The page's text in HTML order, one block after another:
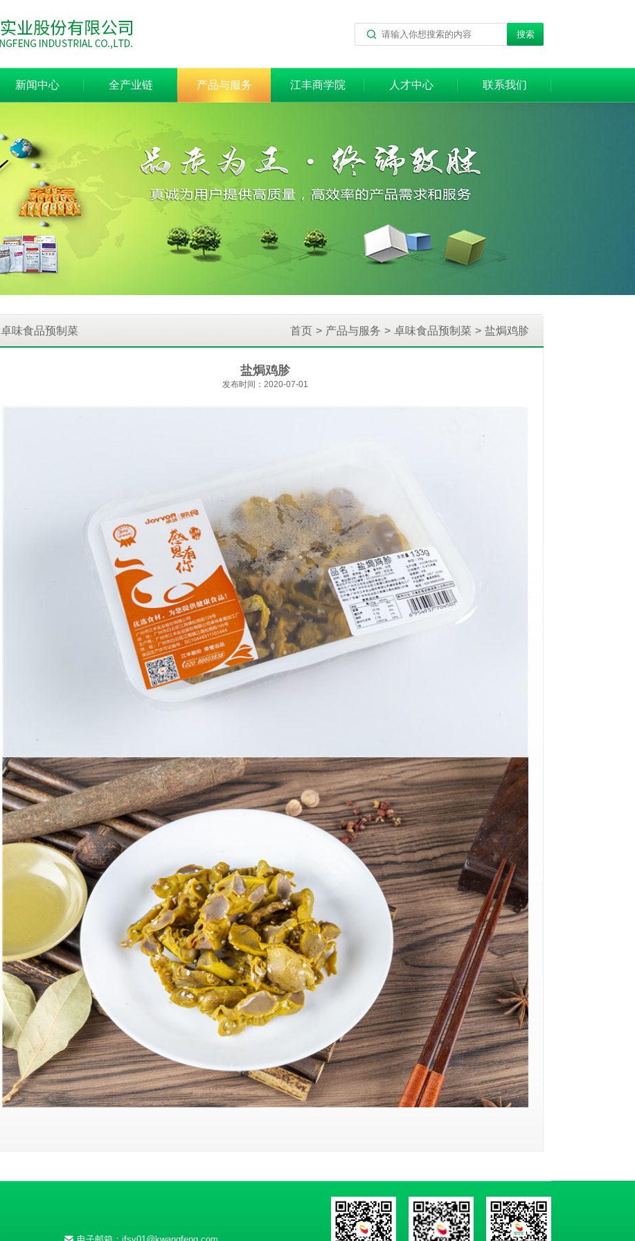
新闻中心 全产业链 产品与服务 江丰商学院 人才中心 联系我们
首页 > 产品与服务 > 卓味食品预制菜 > 盐焗鸡胗
卓味食品预制菜
盐焗鸡胗
发布时间：2020-07-01